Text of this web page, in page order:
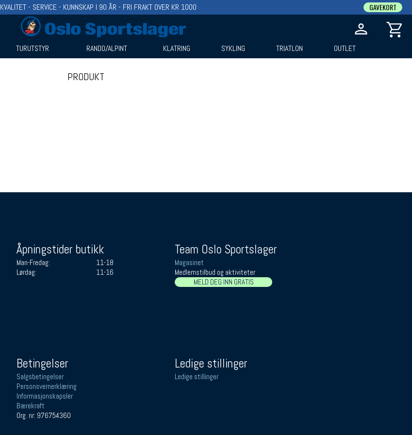
KVALITET - SERVICE - KUNNSKAP I 90 ÅR - FRI FRAKT OVER KR 1000 GAVEKORT
TURUTSTYR RANDO/ALPINT KLATRING SYKLING TRIATLON OUTLET
PRODUKT
Åpningstider butikk
Man-Fredag:
11-18
Lørdag:
11-16
Team Oslo Sportslager
Magasinet
Medlemstilbud og aktiviteter
MELD DEG INN GRATIS
Betingelser
Salgsbetingelser
Personsvernerklæring
Informasjonskapsler
Bærekraft
Org. nr: 976754360
Ledige stillinger
Ledige stillinger